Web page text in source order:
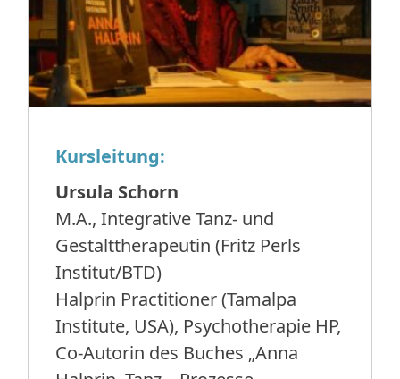
Kursleitung:
Ursula Schorn
M.A., Integrative Tanz- und
Gestalttherapeutin (Fritz Perls
Institut/BTD)
Halprin Practitioner (Tamalpa
Institute, USA), Psychotherapie HP,
Co-Autorin des Buches „Anna